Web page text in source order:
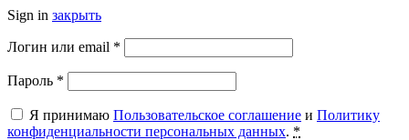
Sign in закрыть
Логин или email *
Пароль *
Я принимаю Пользовательское соглашение и Политику
конфиденциальности персональных данных. *